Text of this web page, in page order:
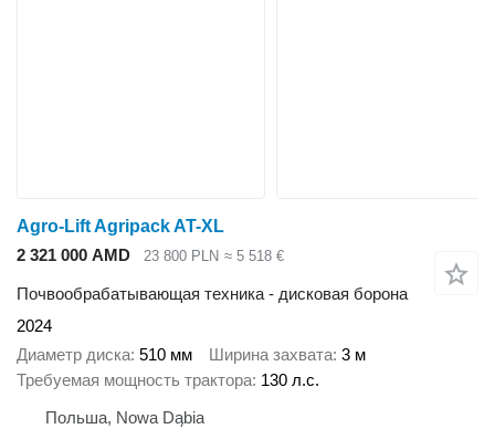
Agro-Lift Agripack AT-XL
2 321 000 AMD
23 800 PLN ≈ 5 518 €
Почвообрабатывающая техника - дисковая борона
2024
Диаметр диска 510 мм Ширина захвата 3 м
Требуемая мощность трактора 130 л.с.
Польша, Nowa Dąbia